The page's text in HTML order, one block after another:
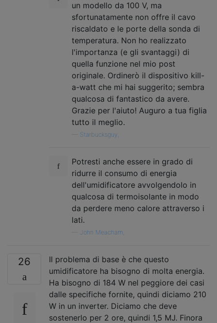
un modello da 100 V, ma
sfortunatamente non offre il cavo
riscaldato e le porte della sonda di
temperatura. Non ho realizzato
l'importanza (e gli svantaggi) di
quella funzione nel mio post
originale. Ordinerò il dispositivo kill-
a-watt che mi hai suggerito; sembra
qualcosa di fantastico da avere.
Grazie per l'aiuto! Auguro a tua figlia
tutto il meglio.
Starbucksguy,
Potresti anche essere in grado di
ridurre il consumo di energia
dell'umidificatore avvolgendolo in
qualcosa di termoisolante in modo
da perdere meno calore attraverso i
lati.
John Meacham,
26
Il problema di base è che questo
umidificatore ha bisogno di molta energia.
Ha bisogno di 184 W nel peggiore dei casi
dalle specifiche fornite, quindi diciamo 210
W in un inverter. Diciamo che deve
sostenerlo per 2 ore, quindi 1,5 MJ. Finora